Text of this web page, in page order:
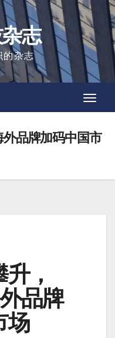
志
的杂志
品牌加码中国市
，
品牌
场